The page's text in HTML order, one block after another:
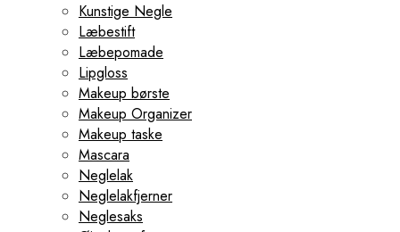
Kunstige Negle
Læbestift
Læbepomade
Lipgloss
Makeup børste
Makeup Organizer
Makeup taske
Mascara
Neglelak
Neglelakfjerner
Neglesaks